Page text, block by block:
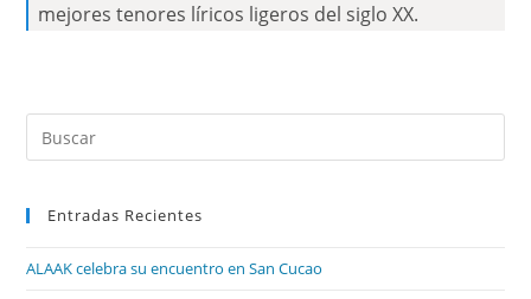
mejores tenores líricos ligeros del siglo XX.
Entradas Recientes
ALAAK celebra su encuentro en San Cucao